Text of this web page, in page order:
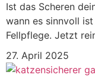
Ist das Scheren
wann es sinnvoll
Fellpflege. Jetzt
27. April 2025